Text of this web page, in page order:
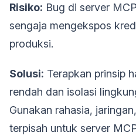
Risiko: Bug di server
sengaja mengekspos
produksi.
Solusi: Terapkan prinsip
rendah dan isolasi
Gunakan rahasia,
terpisah untuk server